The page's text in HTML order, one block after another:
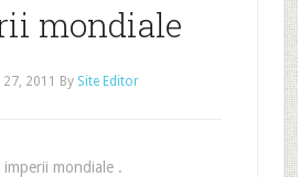
mondiale
2011 By Site Editor
imperii mondiale .